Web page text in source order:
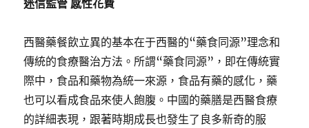
迷信監管 感性花費
西醫藥餐飲立異的基本在于西醫的“藥食同源”理念和
傳統的食療醫治方法。所謂“藥食同源”，即在傳統實
際中，食品和藥物為統一來源，食品有藥的感化，藥
也可以看成食品來使人飽腹。中國的藥膳是西醫食療
的詳細表現，跟著時期成長也發生了良多新奇的服